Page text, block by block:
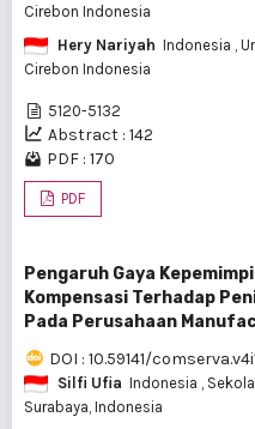
Cirebon Indonesia
Hery Nariyah Indonesia ,
Cirebon Indonesia
5120-5132
Abstract : 142
PDF : 170
PDF
Pengaruh Gaya
Kompensasi Terhadap
Pada Perusahaan
DOI : 10.59141/
Silfi Ufia Indonesia
,
Surabaya, Indonesia